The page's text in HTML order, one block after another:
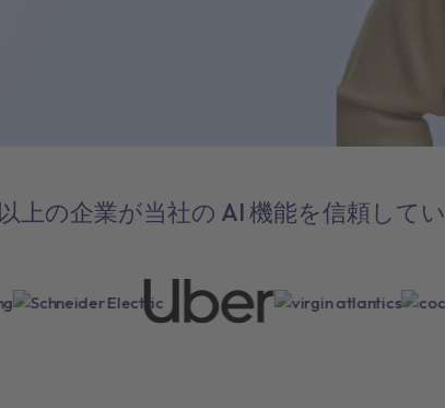
上の企業が当社の AI 機能を信頼して